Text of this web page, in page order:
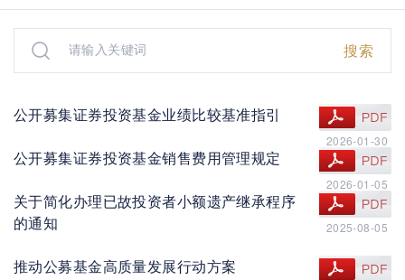
搜索
公开募集证券投资基金业绩比较基准指引 查看文件
2026-01-30
公开募集证券投资基金销售费用管理规定 查看文件
2026-01-05
关于简化办理已故投资者小额遗产继承程序
的通知
查看文件
2025-08-05
推动公募基金高质量发展行动方案 查看文件